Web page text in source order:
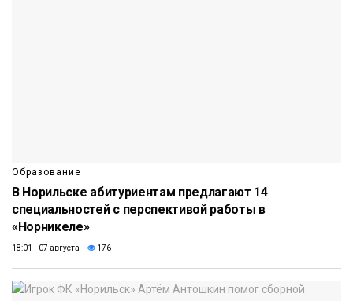
Образование
В Норильске абитуриентам предлагают 14
специальностей с перспективой работы в
«Норникеле»
18:01 07 августа 176